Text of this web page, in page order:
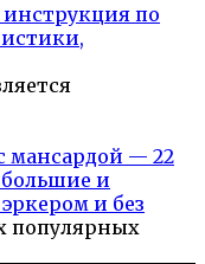
по
мансардой — 22
и
и без
популярных